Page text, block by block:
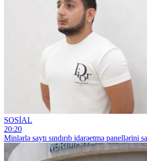
SOSİAL
20:20
Minlərlə saytı sındırıb idarəetmə panellərini